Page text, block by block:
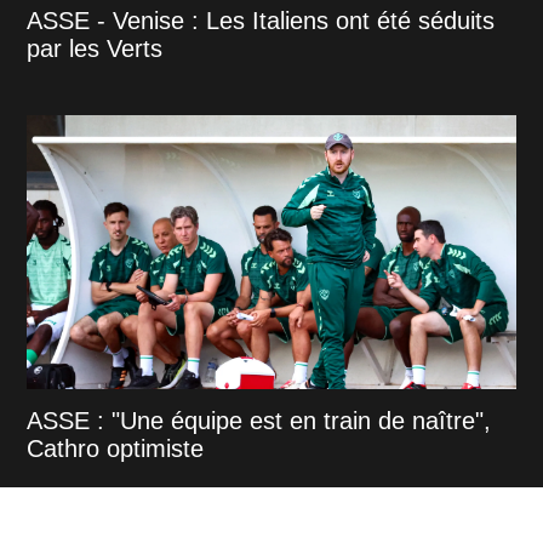
ASSE - Venise : Les Italiens ont été séduits
par les Verts
ASSE : "Une équipe est en train de naître",
Cathro optimiste